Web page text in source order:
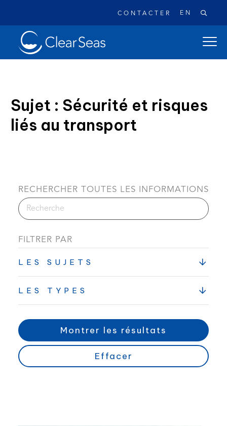
ouvrir
CONTACTER EN
Clear
SeasAccueil
Sécurité À propos
Sujet : Sécurité et risques
liés au transport
RECHERCHER TOUTES LES INFORMATIONS
FILTRER PAR
LES SUJETS
LES TYPES
Montrer les résultats
Effacer